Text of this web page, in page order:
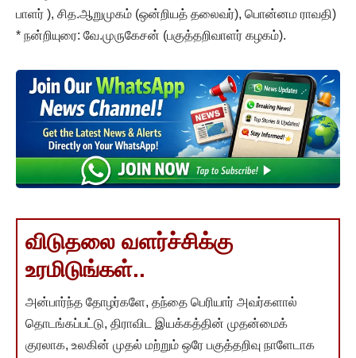
பாளர் ), சித.ஆறுமுகம் (ஒன்றியத் தலைவர்), பொன்னம ராவதி)
* நன்றியுரை: வே.முருகேசன் (பகுத்தறிவாளர் கழகம்).
விடுதலை வளர்ச்சிக்கு
உரமிடுங்கள்..
அன்பார்ந்த தோழர்களே, தந்தை பெரியார் அவர்களால்
தொடங்கப்பட்டு, திராவிட இயக்கத்தின் முதன்மைக்
குரலாக, உலகின் முதல் மற்றும் ஒரே பகுத்தறிவு நாளேடாக